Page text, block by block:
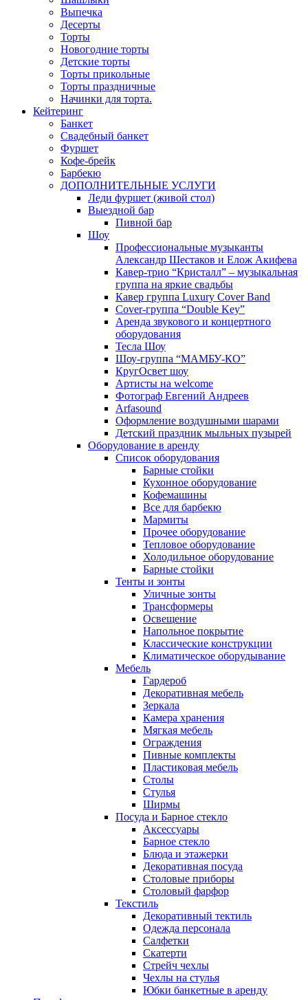
Выпечка
Десерты
Торты
Новогодние торты
Детские торты
Торты прикольные
Торты праздничные
Начинки для торта.
Кейтеринг
Банкет
Свадебный банкет
Фуршет
Кофе-брейк
Барбекю
ДОПОЛНИТЕЛЬНЫЕ УСЛУГИ
Леди фуршет (живой стол)
Выездной бар
Пивной бар
Шоу
Профессиональные музыканты
Александр Шестаков и Елож Акифева
Кавер-трио “Кристалл” – музыкальная
группа на яркие свадьбы
Кавер группа Luxury Cover Band
Cover-группа “Double Key”
Аренда звукового и концертного
оборудования
Тесла Шоу
Шоу-группа “МАМБУ-КО”
КругОсвет шоу
Артисты на welcome
Фотограф Евгений Андреев
Arfasound
Оформление воздушными шарами
Детский праздник мыльных пузырей
Оборудование в аренду
Список оборудования
Барные стойки
Кухонное оборудование
Кофемашины
Все для барбекю
Мармиты
Прочее оборудование
Тепловое оборудование
Холодильное оборудование
Барные стойки
Тенты и зонты
Уличные зонты
Трансформеры
Освещение
Напольное покрытие
Классические конструкции
Климатическое оборудывание
Мебель
Гардероб
Декоративная мебель
Зеркала
Камера хранения
Мягкая мебель
Ограждения
Пивные комплекты
Пластиковая мебель
Столы
Стулья
Ширмы
Посуда и Барное стекло
Аксессуары
Барное стекло
Блюда и этажерки
Декоративная посуда
Столовые приборы
Столовый фарфор
Текстиль
Декоративный тектиль
Одежда персонала
Салфетки
Скатерти
Стрейч чехлы
Чехлы на стулья
Юбки банкетные в аренду